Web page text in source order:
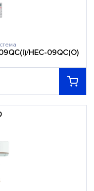
HEC-09QC(O)